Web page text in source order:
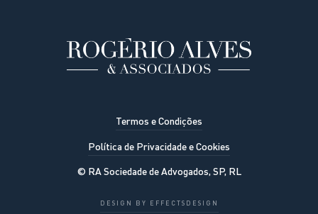
Termos e Condições
Política de Privacidade e Cookies
© RA Sociedade de Advogados, SP, RL
DESIGN BY EFFECTSDESIGN
melhorar a experiência de